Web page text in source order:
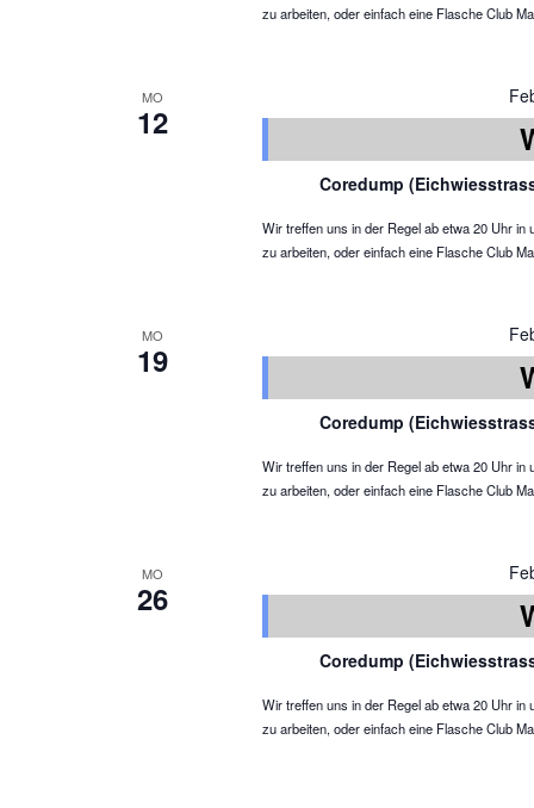
zu arbeiten, oder einfach eine Flasche Club
MO
12
Coredump
Wir treffen uns in der Regel ab etwa 20 Uhr
zu arbeiten, oder einfach eine Flasche Club
MO
19
Coredump
Wir treffen uns in der Regel ab etwa 20 Uhr
zu arbeiten, oder einfach eine Flasche Club
MO
26
Coredump
Wir treffen uns in der Regel ab etwa 20 Uhr
zu arbeiten, oder einfach eine Flasche Club